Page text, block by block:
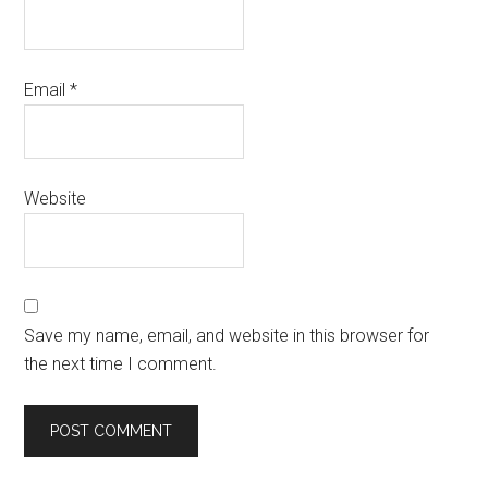
Email*
Website
Save my name, email, and website in this browser for
the next time I comment.